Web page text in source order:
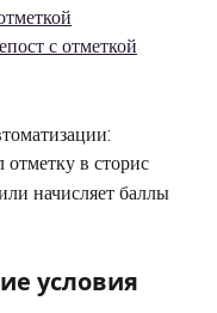
с отметкой
отметку в сторис
начисляет баллы
условия